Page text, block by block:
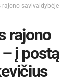
savivaldybėje
rajono
į postą